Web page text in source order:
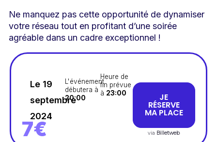
Ne manquez pas cette opportunité de dynamiser
votre réseau tout en profitant d’une soirée
agréable dans un cadre exceptionnel !
7€
Le 19
septembre
2024
L'événement
débutera à
20:00
Heure de
fin prévue
à 23:00 JE
RÉSERVE
MA PLACE
via Billetweb